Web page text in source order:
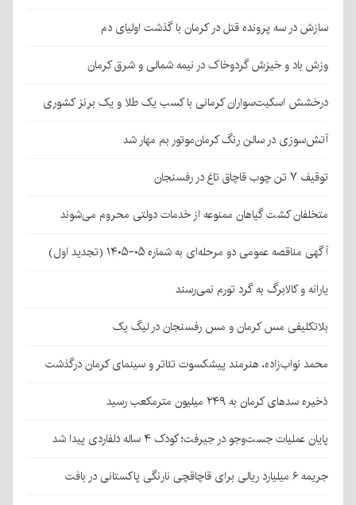
سازش در سه پرونده قتل در کرمان با گذشت اولیای دم
وزش باد و خیزش گردوخاک در نیمه شمالی و شرق کرمان
درخشش اسکیت‌سواران کرمانی با کسب یک طلا و یک برنز کشوری
آتش‌سوزی در سالن رنگ کرمان‌موتور بم مهار شد
توقیف ۷ تن چوب قاچاق تاغ در رفسنجان
متخلفان کشت گیاهان ممنوعه از خدمات دولتی محروم می‌شوند
آگهی مناقصه عمومی دو مرحله‌ای به شماره ۰۵-۱۴۰۵ (تجدید اول)
یارانه و کالابرگ به گرد تورم نمی‌رسند
بلاتکلیفی مس کرمان و مس رفسنجان در لیگ یک
محمد نواب‌زاده، هنرمند پیشکسوت تئاتر و سینمای کرمان درگذشت
ذخیره سدهای کرمان به ۲۴۹ میلیون مترمکعب رسید
پایان عملیات جست‌وجو در جیرفت؛ کودک ۴ ساله دلفاردی پیدا شد
جریمه ۶ میلیارد ریالی برای قاچاقچی نارنگی پاکستانی در بافت